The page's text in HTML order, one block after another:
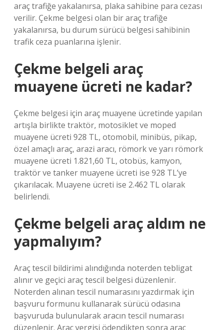
araç trafiğe yakalanırsa, plaka sahibine para cezası
verilir. Çekme belgesi olan bir araç trafiğe
yakalanırsa, bu durum sürücü belgesi sahibinin
trafik ceza puanlarına işlenir.
Çekme belgeli araç
muayene ücreti ne kadar?
Çekme belgesi için araç muayene ücretinde yapılan
artışla birlikte traktör, motosiklet ve moped
muayene ücreti 928 TL, otomobil, minibüs, pikap,
özel amaçlı araç, arazi aracı, römork ve yarı römork
muayene ücreti 1.821,60 TL, otobüs, kamyon,
traktör ve tanker muayene ücreti ise 928 TL’ye
çıkarılacak. Muayene ücreti ise 2.462 TL olarak
belirlendi.
Çekme belgeli araç aldım ne
yapmalıyım?
Araç tescil bildirimi alındığında noterden tebligat
alınır ve geçici araç tescil belgesi düzenlenir.
Noterden alınan tescil numarasını yazdırmak için
başvuru formunu kullanarak sürücü odasına
başvuruda bulunularak aracın tescil numarası
düzenlenir. Araç vergisi ödendikten sonra araç